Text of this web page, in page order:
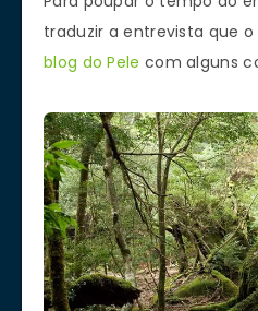
traduzir a entrevista que
blog do Pele com alguns